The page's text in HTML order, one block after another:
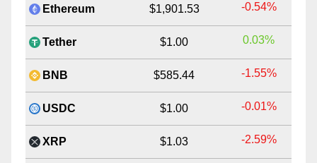
Ethereum $1,901.53 -0.54%
Tether $1.00 0.03%
BNB $585.44 -1.55%
USDC $1.00 -0.01%
XRP $1.03 -2.59%